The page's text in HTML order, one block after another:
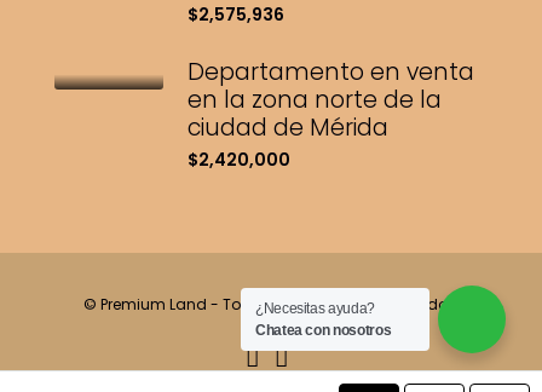
$2,575,936
Departamento en venta
en la zona norte de la
ciudad de Mérida
$2,420,000
© Premium Land - Todos los derechos reservados.
¿Necesitas ayuda?
Chatea con nosotros